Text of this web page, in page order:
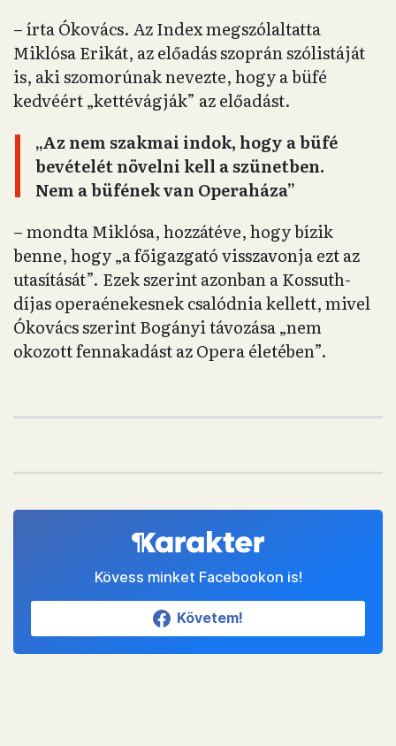
– írta Ókovács. Az Index megszólaltatta
Miklósa Erikát, az előadás szoprán szólistáját
is, aki szomorúnak nevezte, hogy a büfé
kedvéért „kettévágják” az előadást.
„Az nem szakmai indok, hogy a büfé
bevételét növelni kell a szünetben.
Nem a büfének van Operaháza”
– mondta Miklósa, hozzátéve, hogy bízik
benne, hogy „a főigazgató visszavonja ezt az
utasítását”. Ezek szerint azonban a Kossuth-
díjas operaénekesnek csalódnia kellett, mivel
Ókovács szerint Bogányi távozása „nem
okozott fennakadást az Opera életében”.
Kövess minket Facebookon is!
Követem!